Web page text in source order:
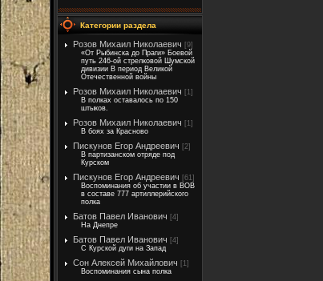
Категории раздела
Розов Михаил Николаевич [9]
«От Рыбинска до Праги» Боевой
путь 246-ой стрелковой Шумской
дивизии В период Великой
Отечественной войны
Розов Михаил Николаевич [1]
В полках оставалось по 150
штыков.
Розов Михаил Николаевич [1]
В боях за Красново
Пискунов Егор Андреевич [2]
В партизанском отряде под
Курском
Пискунов Егор Андреевич [61]
Воспоминания об участии в ВОВ
в составе 777 артиллерийского
полка
Батов Павел Иванович [4]
На Днепре
Батов Павел Иванович [4]
С Курской дуги на Запад
Сон Алексей Михайлович [1]
Воспоминания сына полка